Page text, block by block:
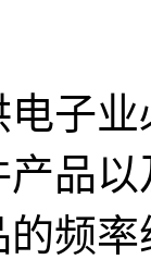
子
品
频